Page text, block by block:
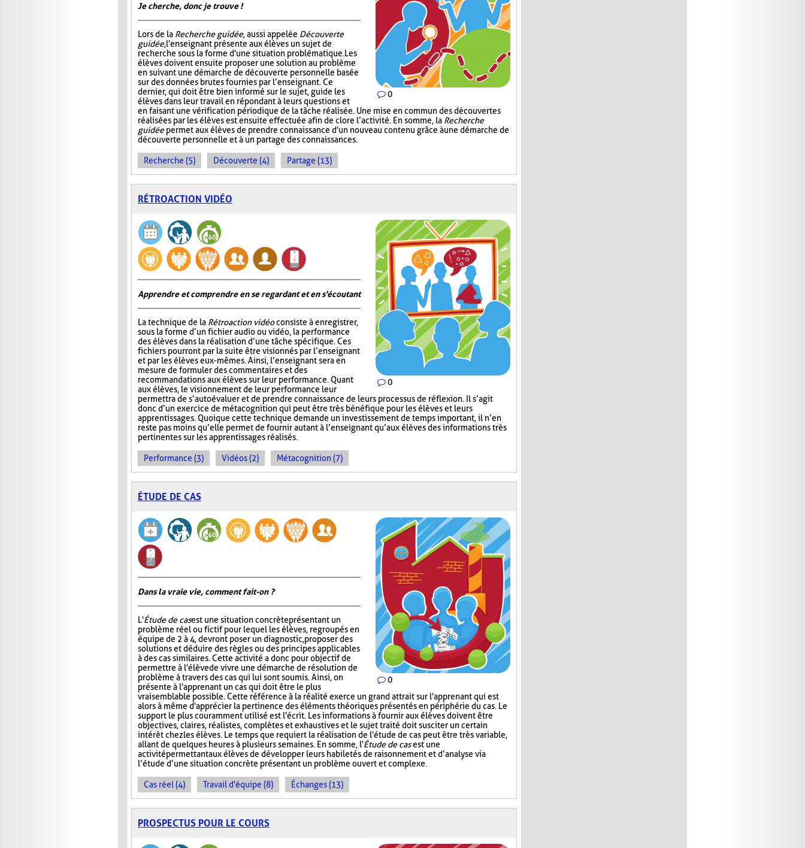
0
Je cherche, donc je trouve !
Lors de la Recherche guidée, aussi appelée Découverte
guidée, l'enseignant présente aux élèves un sujet de
recherche sous la forme d'une situation problématique. Les
élèves doivent ensuite proposer une solution au problème
en suivant une démarche de découverte personnelle basée
sur des données brutes fournies par l’enseignant. Ce
dernier, qui doit être bien informé sur le sujet, guide les
élèves dans leur travail en répondant à leurs questions et
en faisant une vérification périodique de la tâche réalisée. Une mise en commun des découvertes
réalisées par les élèves est ensuite effectuée afin de clore l’activité. En somme, la Recherche
guidéepermet aux élèves de prendre connaissance d'un nouveau contenu grâce à une démarche de
découverte personnelle et à un partage des connaissances.
Recherche (5) Découverte (4) Partage (13)
RÉTROACTION VIDÉO
0
Apprendre et comprendre en se regardant et en s'écoutant
La technique de la Rétroaction vidéoconsiste à enregistrer,
sous la forme d’un fichier audio ou vidéo, la performance
des élèves dans la réalisation d’une tâche spécifique. Ces
fichiers pourront par la suite être visionnés par l’enseignant
et par les élèves eux-mêmes. Ainsi, l’enseignant sera en
mesure de formuler des commentaires et des
recommandations aux élèves sur leur performance. Quant
aux élèves, le visionnement de leur performance leur
permettra de s’autoévaluer et de prendre connaissance de leurs processus de réflexion. Il s’agit
donc d’un exercice de métacognition qui peut être très bénéfique pour les élèves et leurs
apprentissages. Quoique cette technique demande un investissement de temps important, il n’en
reste pas moins qu’elle permet de fournir autant à l’enseignant qu’aux élèves des informations très
pertinentes sur les apprentissages réalisés.
Performance (3) Vidéos (2) Métacognition (7)
ÉTUDE DE CAS
0
Dans la vraie vie, comment fait-on ?
L'Étude de casest une situation concrète présentant un
problème réel ou fictif pour lequel les élèves, regroupés en
équipe de 2 à 4, devront poser un diagnostic, proposer des
solutions et déduire des règles ou des principes applicables
à des cas similaires. Cette activité a donc pour objectif de
permettre à l'élève de vivre une démarche de résolution de
problème à travers des cas qui lui sont soumis. Ainsi, on
présente à l'apprenant un cas qui doit être le plus
vraisemblable possible. Cette référence à la réalité exerce un grand attrait sur l'apprenant qui est
alors à même d'apprécier la pertinence des éléments théoriques présentés en périphérie du cas. Le
support le plus couramment utilisé est l'écrit. Les informations à fournir aux élèves doivent être
objectives, claires, réalistes, complètes et exhaustives et le sujet traité doit susciter un certain
intérêt chez les élèves. Le temps que requiert la réalisation de l'étude de cas peut être très variable,
allant de quelques heures à plusieurs semaines. En somme, l'Étude de casest une
activité permettant aux élèves de développer leurs habiletés de raisonnement et d’analyse via
l’étude d’une situation concrète présentant un problème ouvert et complexe.
Cas réel (4) Travail d'équipe (8) Échanges (13)
PROSPECTUS POUR LE COURS